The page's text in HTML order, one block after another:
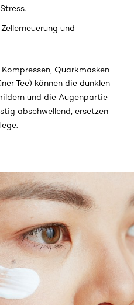
und
Quarkmasken
Tee) können die dunklen
und die Augenpartie
abschwellend, ersetzen